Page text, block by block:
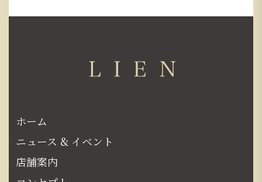
ホーム
ニュース & イベント
店舗案内